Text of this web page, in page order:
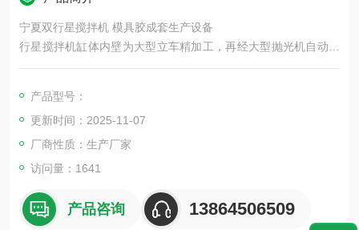
宁夏双行星搅拌机 模具胶成套生产设备
行星搅拌机缸体内壁为大型立车精加工，再经大型抛光机自动抛
光，确保行星架上的活动刮在旋转时，把缸体内壁上的物料*刮
炼、搅拌、聚合等。
产品型号：
更新时间：2025-11-07
厂商性质：生产厂家
访问量：1641
产品咨询 13864506509